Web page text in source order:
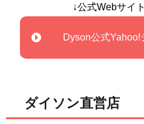
↓公式Webサイ
Dyson公式
ダイソン直営店